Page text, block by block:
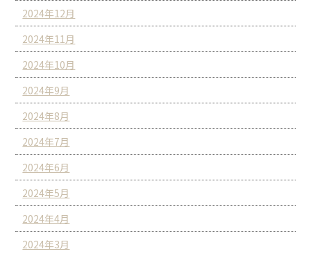
2024年12月
2024年11月
2024年10月
2024年9月
2024年8月
2024年7月
2024年6月
2024年5月
2024年4月
2024年3月